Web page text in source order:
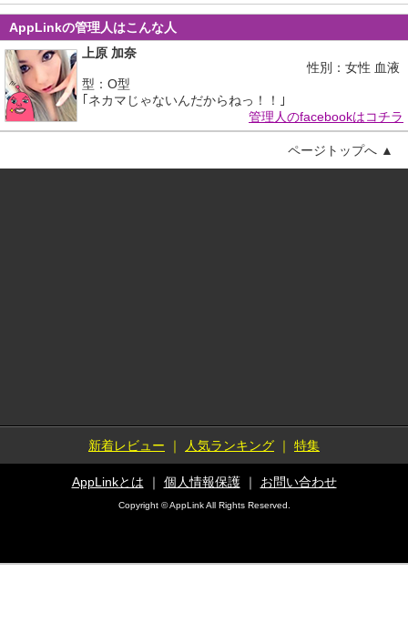
AppLinkの管理人はこんな人
上原 加奈
性別：女性 血液
型：O型
｢ネカマじゃないんだからねっ！！｣
管理人のfacebookはコチラ
ページトップへ ▲
新着レビュー ｜ 人気ランキング ｜ 特集
AppLinkとは ｜ 個人情報保護｜ お問い合わせ
Copyright © AppLink All Rights Reserved.